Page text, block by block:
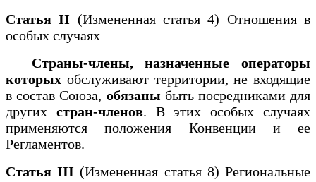
Статья II (Измененная статья 4) Отношения в
особых случаях
Страны-члены, назначенные операторы
которых обслуживают территории, не входящие
в состав Союза, обязаны быть посредниками для
других стран-членов. В этих особых случаях
применяются положения Конвенции и ее
Регламентов.
Статья III (Измененная статья 8) Региональные